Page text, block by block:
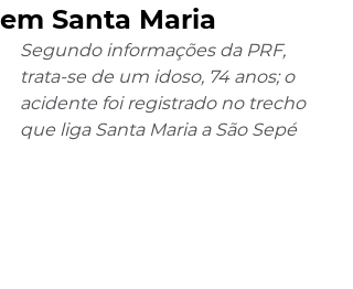
em Santa Maria
Segundo informações da PRF,
trata-se de um idoso, 74 anos; o
acidente foi registrado no trecho
que liga Santa Maria a São Sepé